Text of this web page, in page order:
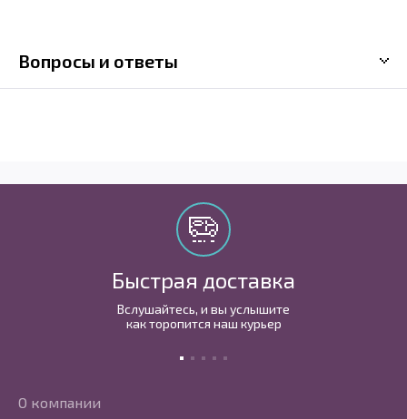
Вопросы и ответы
Быстрая доставка
Вслушайтесь, и вы услышите
как торопится наш курьер
О компании